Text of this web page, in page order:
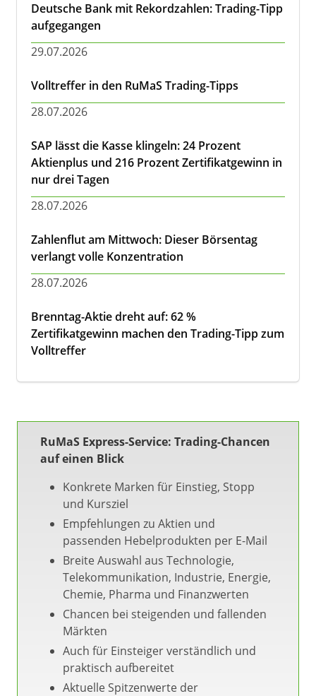
Deutsche Bank mit Rekordzahlen: Trading-Tipp
aufgegangen
29.07.2026
Volltreffer in den RuMaS Trading-Tipps
28.07.2026
SAP lässt die Kasse klingeln: 24 Prozent
Aktienplus und 216 Prozent Zertifikatgewinn in
nur drei Tagen
28.07.2026
Zahlenflut am Mittwoch: Dieser Börsentag
verlangt volle Konzentration
28.07.2026
Brenntag-Aktie dreht auf: 62 %
Zertifikatgewinn machen den Trading-Tipp zum
Volltreffer
RuMaS Express-Service: Trading-Chancen
auf einen Blick
Konkrete Marken für Einstieg, Stopp
und Kursziel
Empfehlungen zu Aktien und
passenden Hebelprodukten per E-Mail
Breite Auswahl aus Technologie,
Telekommunikation, Industrie, Energie,
Chemie, Pharma und Finanzwerten
Chancen bei steigenden und fallenden
Märkten
Auch für Einsteiger verständlich und
praktisch aufbereitet
Aktuelle Spitzenwerte der